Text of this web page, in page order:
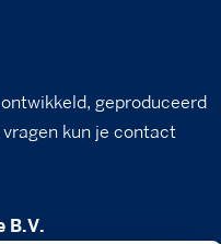
geproduceerd
kun je contact
B.V.